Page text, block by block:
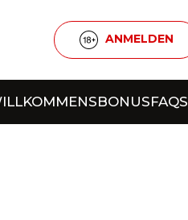
ANMELDEN
FAQS